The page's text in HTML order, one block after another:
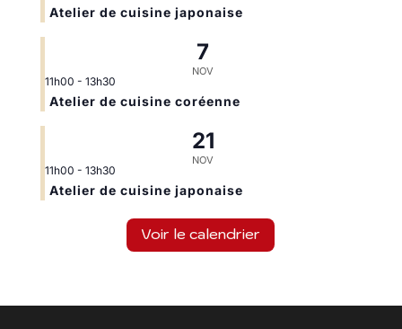
Atelier de cuisine japonaise
7
NOV
11h00 - 13h30
Atelier de cuisine coréenne
21
NOV
11h00 - 13h30
Atelier de cuisine japonaise
Voir le calendrier